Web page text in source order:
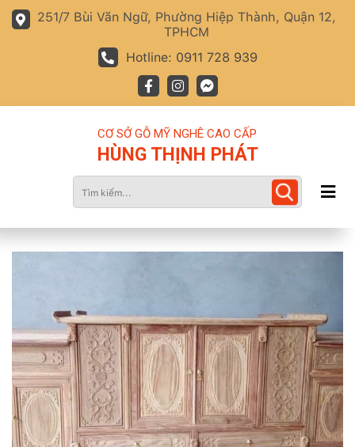
251/7 Bùi Văn Ngữ, Phường Hiệp Thành, Quận 12,
TPHCM
Hotline: 0911 728 939
CƠ SỞ GỖ MỸ NGHÊ CAO CẤP
HÙNG THỊNH PHÁT